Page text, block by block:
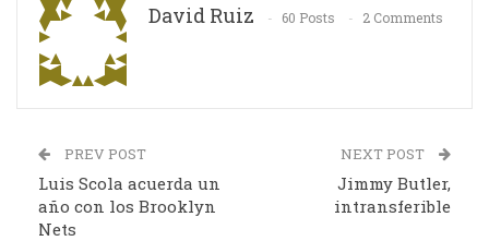
David Ruiz 60 Posts 2 Comments
PREV POST
Luis Scola acuerda un
año con los Brooklyn
Nets
NEXT POST
Jimmy Butler,
intransferible